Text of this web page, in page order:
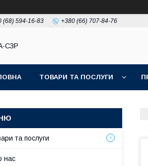
(68) 594-16-83 +380 (66) 707-84-76
СЗР
ТОВАРИ ТА ПОСЛУГИ
та послуги
нас